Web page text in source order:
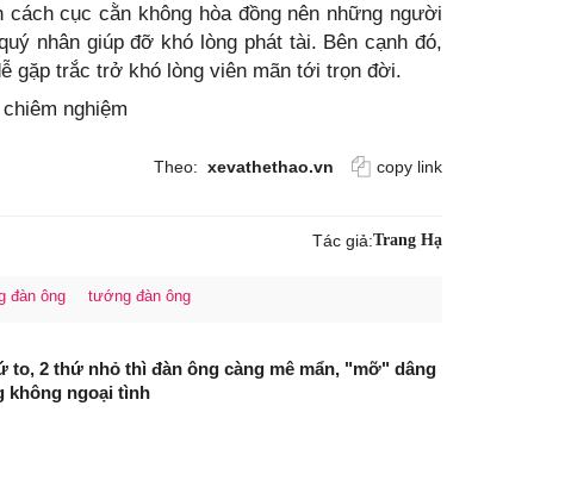
cục cằn không hòa đồng nên những người
nhân giúp đỡ khó lòng phát tài. Bên cạnh đó,
gặp trắc trở khó lòng viên mãn tới trọn đời.
nghiệm
Theo: xevathethao.vn copy link
Tác giả:Trang Hạ
đàn ông tướng đàn ông
to, 2 thứ nhỏ thì đàn ông càng mê mẩn, "mỡ" dâng
không ngoại tình